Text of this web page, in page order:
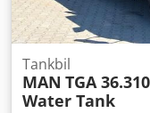
Tankbil
MAN TGA
Water Tank